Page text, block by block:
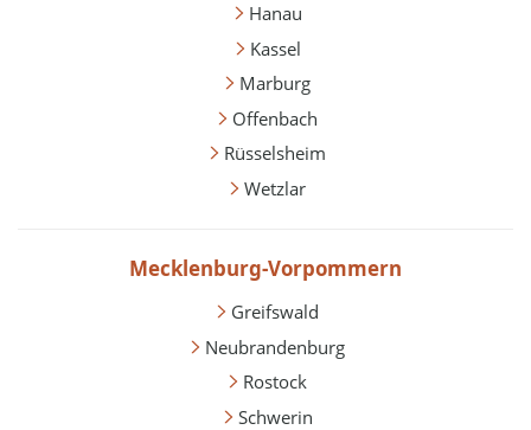
Hanau
Kassel
Marburg
Offenbach
Rüsselsheim
Wetzlar
Mecklenburg-Vorpommern
Greifswald
Neubrandenburg
Rostock
Schwerin